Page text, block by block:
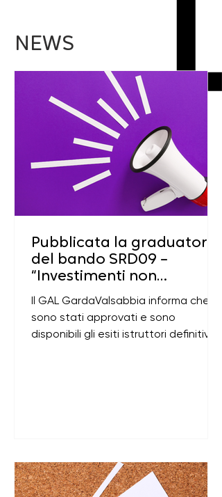
NEWS
Pubblicata la graduatoria
del bando SRD09 –
“Investimenti non
produttivi nelle aree
rurali”
Il GAL GardaValsabbia informa che
sono stati approvati e sono
disponibili gli esiti istruttori definitivi